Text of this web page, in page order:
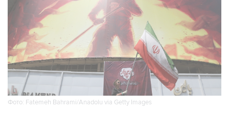
Фото: Fatemeh Bahrami/Anadolu via Getty Images